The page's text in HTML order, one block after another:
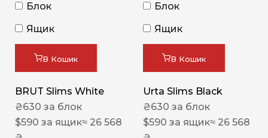
Блок
Ящик
В Кошик
BRUT Slims White
₴630 за блок
$590 за ящик≈ 26 568
Блок
Ящик
В Кошик
Urta Slims Black
₴630 за блок
$590 за ящик≈ 26 568